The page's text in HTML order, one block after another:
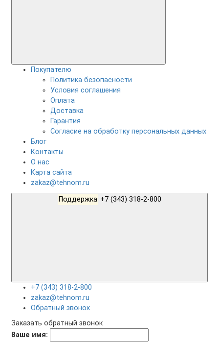
Покупателю
Политика безопасности
Условия соглашения
Оплата
Доставка
Гарантия
Согласие на обработку персональных данных
Блог
Контакты
О нас
Карта сайта
zakaz@tehnom.ru
Поддержка
+7 (343) 318-2-800
zakaz@tehnom.ru
Обратный звонок
Заказать обратный звонок
Ваше имя: